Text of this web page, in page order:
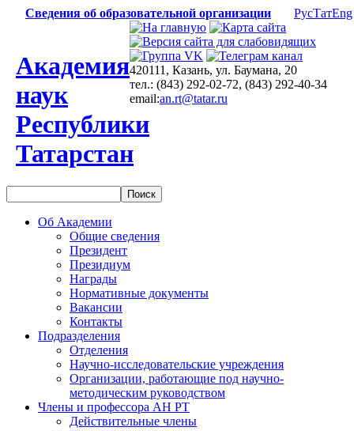
Сведения об образовательной организации РусТатEng
Академия
наук
Республики
Татарстан
420111, Казань, ул. Баумана, 20
тел.: (843) 292-02-72, (843) 292-40-34
email:an.rt@tatar.ru
Об Академии
Общие сведения
Президент
Президиум
Награды
Нормативные документы
Вакансии
Контакты
Подразделения
Отделения
Научно-исследовательские учреждения
Организации, работающие под научно-
методическим руководством
Члены и профессора АН РТ
Действительные члены